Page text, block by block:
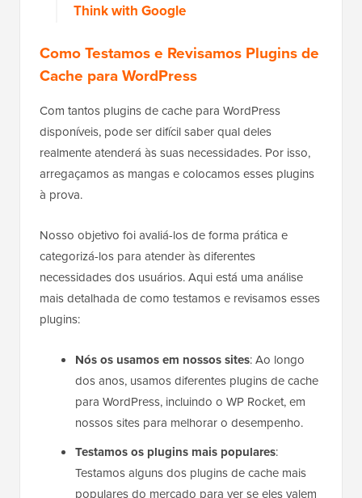
Think with Google
Como Testamos e Revisamos Plugins de
Cache para WordPress
Com tantos plugins de cache para WordPress
disponíveis, pode ser difícil saber qual deles
realmente atenderá às suas necessidades. Por isso,
arregaçamos as mangas e colocamos esses plugins
à prova.
Nosso objetivo foi avaliá-los de forma prática e
categorizá-los para atender às diferentes
necessidades dos usuários. Aqui está uma análise
mais detalhada de como testamos e revisamos esses
plugins:
Nós os usamos em nossos sites: Ao longo
dos anos, usamos diferentes plugins de cache
para WordPress, incluindo o WP Rocket, em
nossos sites para melhorar o desempenho.
Testamos os plugins mais populares:
Testamos alguns dos plugins de cache mais
populares do mercado para ver se eles valem